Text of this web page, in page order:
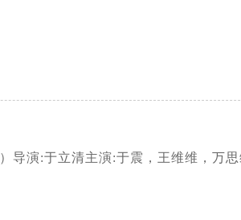
导演:于立清主演:于震，王维维，万